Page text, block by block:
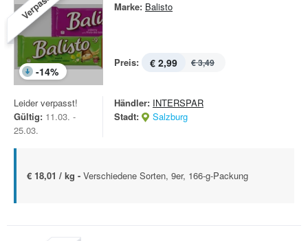
-14%
Marke: Balisto
Preis: € 2,99 € 3,49
Leider verpasst!
Gültig: 11.03. -
25.03.
Händler: INTERSPAR
Stadt:
Salzburg
€ 18,01 / kg - Verschiedene Sorten, 9er, 166-g-Packung